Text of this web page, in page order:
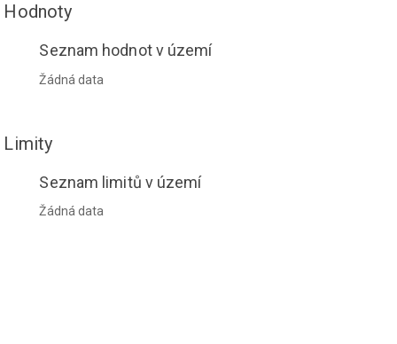
Hodnoty
Seznam hodnot v území
Žádná data
Limity
Seznam limitů v území
Žádná data